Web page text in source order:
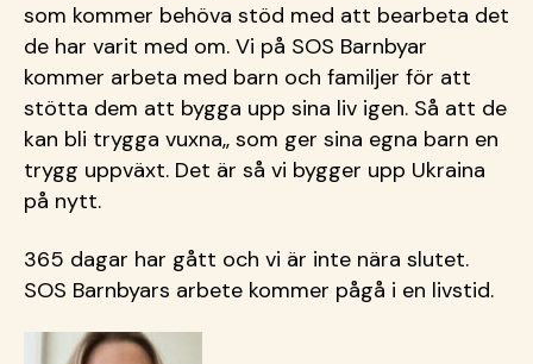
som kommer behöva stöd med att bearbeta det
de har varit med om. Vi på SOS Barnbyar
kommer arbeta med barn och familjer för att
stötta dem att bygga upp sina liv igen. Så att de
kan bli trygga vuxna,, som ger sina egna barn en
trygg uppväxt. Det är så vi bygger upp Ukraina
på nytt.
365 dagar har gått och vi är inte nära slutet.
SOS Barnbyars arbete kommer pågå i en livstid.